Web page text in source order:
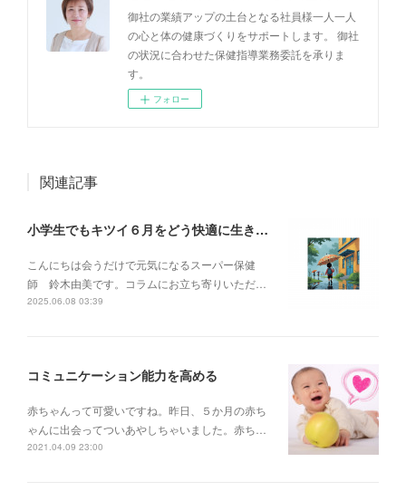
御社の業績アップの土台となる社員様一人一人
の心と体の健康づくりをサポートします。 御社
の状況に合わせた保健指導業務委託を承りま
す。
フォロー
関連記事
小学生でもキツイ６月をどう快適に生きましょう？
こんにちは会うだけで元気になるスーパー保健
師 鈴木由美です。コラムにお立ち寄りいただ…
2025.06.08 03:39
コミュニケーション能力を高める
赤ちゃんって可愛いですね。昨日、５か月の赤ち
ゃんに出会ってついあやしちゃいました。赤ち…
2021.04.09 23:00